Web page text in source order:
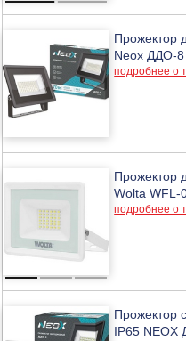
Прожектор
Neox ДДО-8
подробнее о
Прожектор
Wolta WFL-
подробнее о
Прожектор
IP65 NEOX